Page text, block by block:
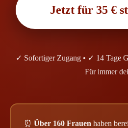
Jetzt für 35 €
✓ Sofortiger Zugang • ✓ 14 Tage
Für immer
⏰ Über 160 Frauen haben